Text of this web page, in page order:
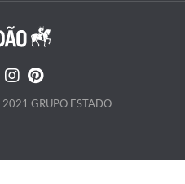
GRUPO ESTADO